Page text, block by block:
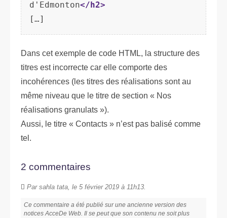
d'Edmonton</h2>
Dans cet exemple de code HTML, la structure des
titres est incorrecte car elle comporte des
incohérences (les titres des réalisations sont au
même niveau que le titre de section « Nos
réalisations granulats »).
Aussi, le titre « Contacts » n’est pas balisé comme
tel.
2 commentaires
Par sahla tata, le 5 février 2019 à 11h13.
Ce commentaire a été publié sur une ancienne version des
notices AcceDe Web. Il se peut que son contenu ne soit plus